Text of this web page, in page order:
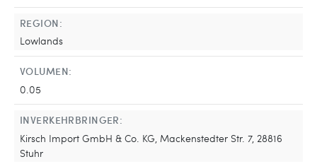
REGION:
Lowlands
VOLUMEN:
0.05
INVERKEHRBRINGER:
Kirsch Import GmbH & Co. KG, Mackenstedter Str. 7, 28816
Stuhr